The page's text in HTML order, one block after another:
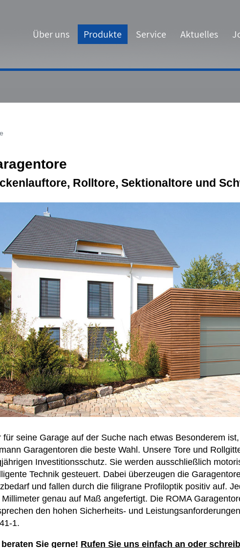
Über uns Produkte Service Aktuelles
Rolltore, Sektionaltore und
für seine Garage auf der Suche nach etwas Besonderem
Garagentoren die beste Wahl. Unsere Tore und
Investitionsschutz. Sie werden ausschließlich
Technik gesteuert. Dabei überzeugen die
und fallen durch die filigrane Profiloptik positiv auf.
Millimeter genau auf Maß angefertigt. Die ROMA
den hohen Sicherheits- und
1.
Sie gerne! Rufen Sie uns einfach an oder